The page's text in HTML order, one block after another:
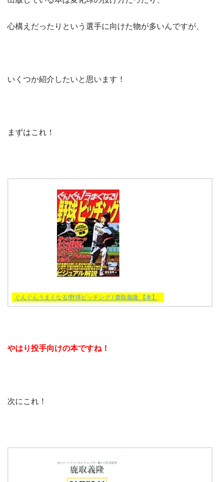
心構えだったりという選手に向けた物が多いんですが、
いくつか紹介したいと思います！
まずはこれ！
ぐんぐんうまくなる!野球ピッチング / 鹿取義隆 【本】
やはり投手向けの本ですね！
次にこれ！